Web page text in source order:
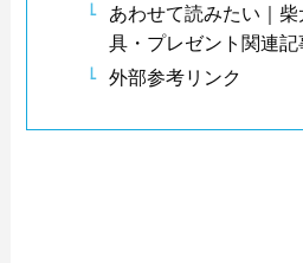
あわせて読みたい｜
具・プレゼント関連記
外部参考リンク